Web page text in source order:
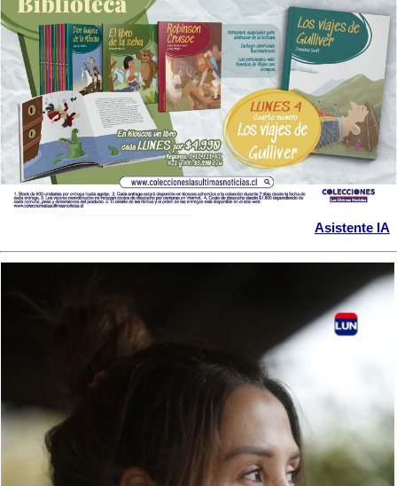
Asistente IA